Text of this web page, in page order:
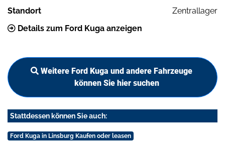
Standort
Zentrallager
Details zum Ford Kuga anzeigen
Weitere Ford Kuga und andere Fahrzeuge
können Sie hier suchen
Stattdessen können Sie auch:
Ford Kuga in Linsburg Kaufen oder leasen